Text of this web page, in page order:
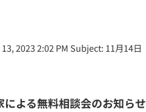
2023 2:02 PM Subject: 11月14日
よる無料相談会のお知らせ